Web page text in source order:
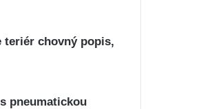
teriér chovný popis,
pneumatickou